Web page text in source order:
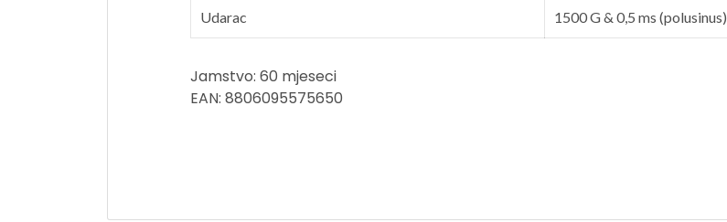
Udarac 1500 G & 0,5 ms (polusinus)
Jamstvo: 60 mjeseci
EAN: 8806095575650